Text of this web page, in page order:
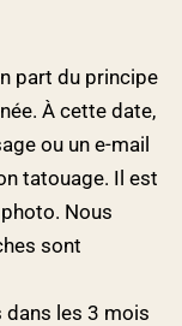
part du principe
À cette date,
ou un e-mail
tatouage. Il est
Nous
sont
les 3 mois